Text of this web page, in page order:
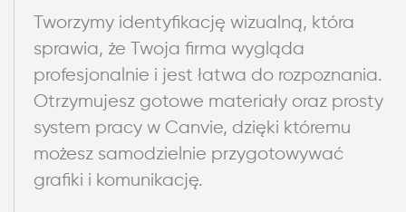
Tworzymy identyfikację wizualną, która
sprawia, że Twoja firma wygląda
profesjonalnie i jest łatwa do rozpoznania.
Otrzymujesz gotowe materiały oraz prosty
system pracy w Canvie, dzięki któremu
możesz samodzielnie przygotowywać
grafiki i komunikację.